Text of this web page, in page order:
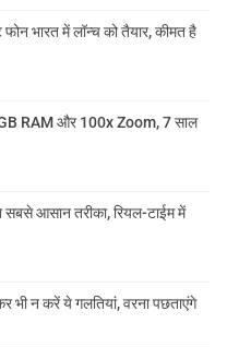
भारत में लॉन्च को तैयार, कीमत है
RAM और 100x Zoom, 7 साल
आसान तरीका, रियल-टाईम में
न करें ये गलतियां, वरना पछताएंगे